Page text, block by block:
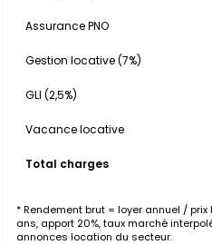
Assurance PNO
Gestion locative (7%)
GLI (2,5%)
Vacance locative
Total charges
* Rendement brut = loyer annuel /
ans, apport 20%, taux marché
annonces location du secteur.